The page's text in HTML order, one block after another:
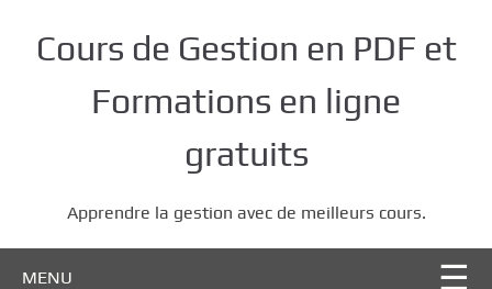
o
Cours de Gestion en PDF et
Formations en ligne
gratuits
Apprendre la gestion avec de meilleurs cours.
MENU